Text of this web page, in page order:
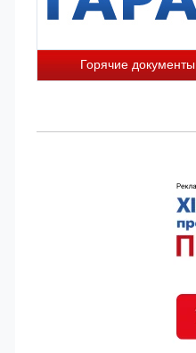
Горячие документы